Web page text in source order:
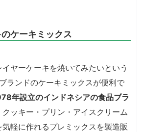
ケーキミックス
ヤーケーキを焼いてみたいという
ランドのケーキミックスが便利で
年設立のインドネシアの食品ブラ
ッキー・プリン・アイスクリーム
軽に作れるプレミックスを製造販